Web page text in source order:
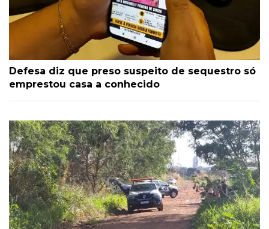
Defesa diz que preso suspeito de sequestro só
emprestou casa a conhecido